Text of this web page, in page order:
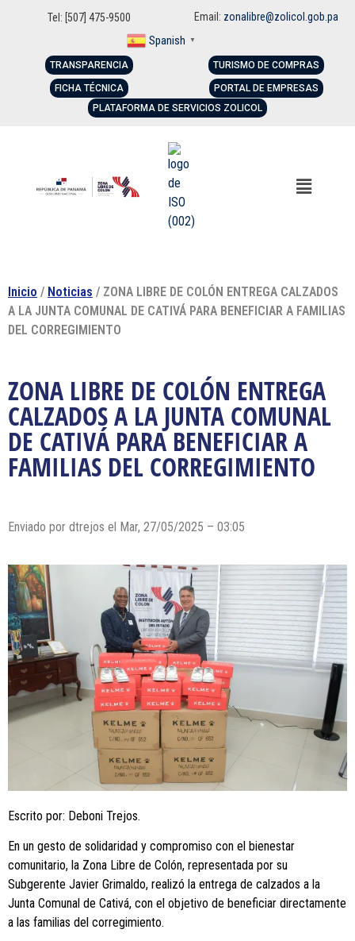
Tel: [507] 475-9500 Email: zonalibre@zolicol.gob.pa
Spanish ▼
TRANSPARENCIA
FICHA TÉCNICA
TURISMO DE COMPRAS
PORTAL DE EMPRESAS
PLATAFORMA DE SERVICIOS ZOLICOL
Inicio / Noticias / ZONA LIBRE DE COLÓN ENTREGA CALZADOS
A LA JUNTA COMUNAL DE CATIVÁ PARA BENEFICIAR A FAMILIAS
DEL CORREGIMIENTO
ZONA LIBRE DE COLÓN ENTREGA
CALZADOS A LA JUNTA COMUNAL
DE CATIVÁ PARA BENEFICIAR A
FAMILIAS DEL CORREGIMIENTO
Enviado por dtrejos el Mar, 27/05/2025 – 03:05
Escrito por: Deboni Trejos.
En un gesto de solidaridad y compromiso con el bienestar
comunitario, la Zona Libre de Colón, representada por su
Subgerente Javier Grimaldo, realizó la entrega de calzados a la
Junta Comunal de Cativá, con el objetivo de beneficiar directamente
a las familias del corregimiento.